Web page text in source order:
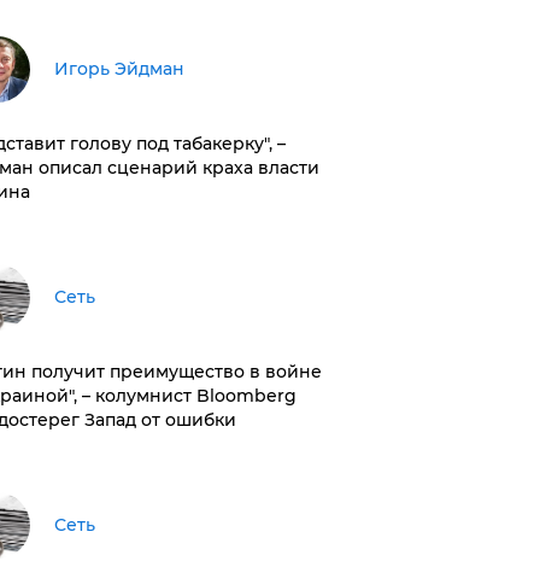
Игорь Эйдман
голову под табакерку", –
описал сценарий краха власти
Сеть
получит преимущество в войне
– колумнист Bloomberg
Запад от ошибки
Сеть